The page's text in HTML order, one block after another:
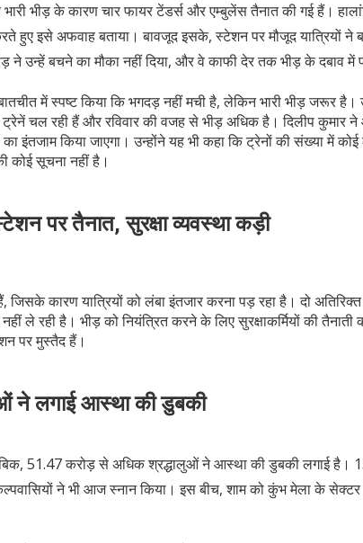
भीड़ के कारण चार फायर टेंडर्स और एम्बुलेंस तैनात की गई हैं।
हुए इसे अफवाह बताया। बावजूद इसके, स्टेशन पर मौजूद यात्रियों ने
ने उन्हें बचने का मौका नहीं दिया, और वे काफी देर तक भीड़ के दबाव
में स्पष्ट किया कि भगदड़ नहीं मची है, लेकिन भारी भीड़ जरूर है।
चल रही हैं और रविवार की वजह से भीड़ अधिक है। दिलीप कुमार
इंतजाम किया जाएगा। उन्होंने यह भी कहा कि ट्रेनों की संख्या में
कोई सूचना नहीं है।
पर तैनात, सुरक्षा व्यवस्था कड़ी
कारण यात्रियों को लंबा इंतजार करना पड़ रहा है। दो
ले रही है। भीड़ को नियंत्रित करने के लिए सुरक्षाकर्मियों की
पर मुस्तैद हैं।
ने लगाई आस्था की डुबकी
51.47 करोड़ से अधिक श्रद्धालुओं ने आस्था की डुबकी लगाई है।
ने भी आज स्नान किया। इस बीच, शाम को कुंभ मेला के